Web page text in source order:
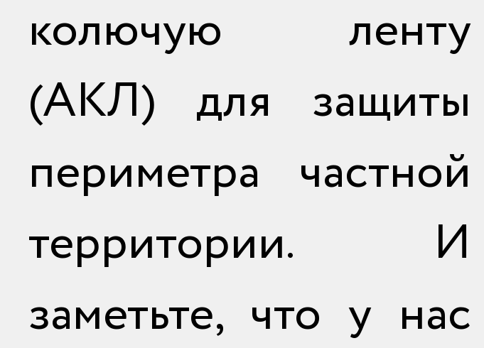
колючую ленту
(АКЛ) для защиты
периметра частной
территории. И
заметьте, что у нас
отправить